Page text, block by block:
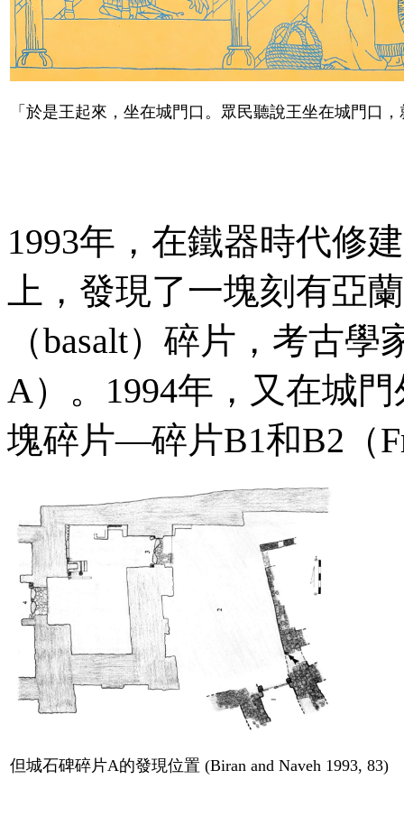
「於是王起來，坐在城門口。眾民聽說王坐在城門口
1993年，在鐵器時代修
上，發現了一塊刻有亞
（basalt）碎片，考古學
A） 。 1994年，又在城
塊碎片—碎片B1和B2（
但城石碑碎片A的發現位置 (Biran and Naveh 1993, 83)